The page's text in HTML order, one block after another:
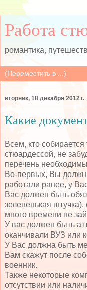
Работа
романтика,
вторник, 18 декабря 2012 г.
Какие
Всем, кто
стюардессой, не
перечень
Во-первых, Вы
работали ранее, у
Вас должен быть
зелененькая
много времени не
У вас должен быть
оканчивали ВУЗ или
У Вас должна быть
Вам скажут после
военник.
Также некоторые
отсутствии или